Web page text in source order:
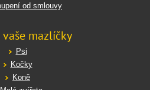
od smlouvy
vaše mazlíčky
Psi
Kočky
Koně